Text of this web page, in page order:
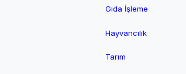
Gıda İşleme
Hayvancılık
Tarım